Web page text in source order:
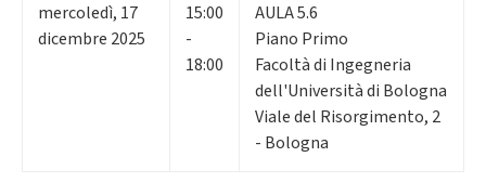
mercoledì, 17
dicembre 2025
15:00
-
18:00
AULA 5.6
Piano Primo
Facoltà di Ingegneria
dell'Università di Bologna
Viale del Risorgimento, 2
- Bologna